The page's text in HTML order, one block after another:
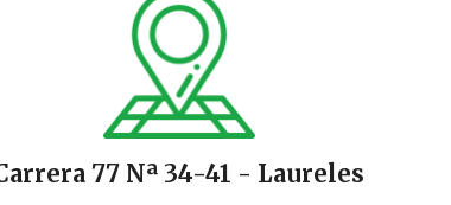
77 Nª 34-41 - Laureles